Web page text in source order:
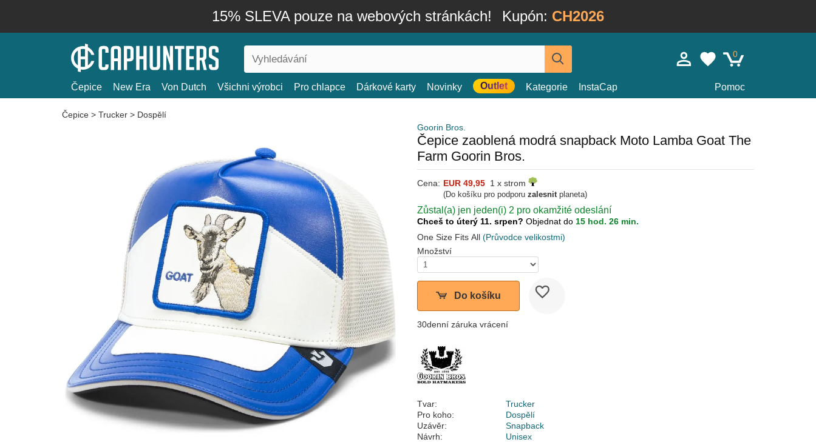
15% SLEVA pouze na webových stránkách! Kupón: CH2026
0
Čepice New Era Von Dutch Všichni výrobci Pro chlapce Dárkové karty Novinky Outlet Kategorie InstaCap Pomoc
Čepice > Trucker > Dospělí
Goorin Bros.
Čepice zaoblená modrá snapback Moto Lamba Goat The
Farm Goorin Bros.
Cena: EUR 49,95 1 x strom
(Do košíku pro podporu zalesnitplaneta)
Zůstal(a) jen jeden(i) 2 pro okamžité odeslání
Chceš to úterý 11. srpen? Objednat do 15 hod. 26 min.
One Size Fits All (Průvodce velikostmi)
Množství
Do košíku
30denní záruka vrácení
Tvar:
Trucker
Pro koho:
Dospělí
Uzávěr:
Snapback
Návrh:
Unisex